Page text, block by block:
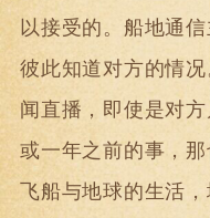
以接受的。船地通
彼此知道对方的情
闻直播，即使是对
或一年之前的事，
飞船与地球的生活